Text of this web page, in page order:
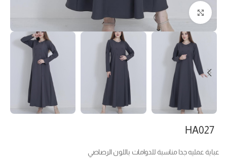
Click to enlarge
HA027
عباية عمليه جدا مناسبة للدوامات باللون الرصاصي